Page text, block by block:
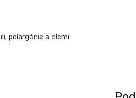
pelargónie a elemi